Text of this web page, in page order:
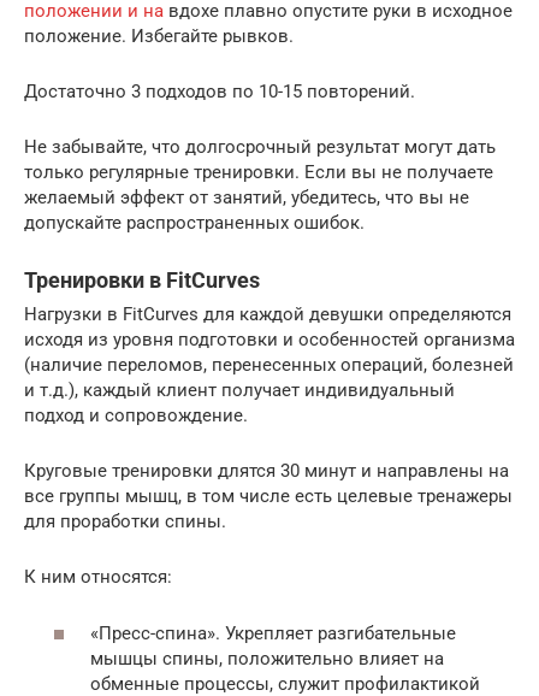
положении и на вдохе плавно опустите руки в исходное
положение. Избегайте рывков.
Достаточно 3 подходов по 10-15 повторений.
Не забывайте, что долгосрочный результат могут дать
только регулярные тренировки. Если вы не получаете
желаемый эффект от занятий, убедитесь, что вы не
допускайте распространенных ошибок.
Тренировки в FitCurves
Нагрузки в FitCurves для каждой девушки определяются
исходя из уровня подготовки и особенностей организма
(наличие переломов, перенесенных операций, болезней
и т.д.), каждый клиент получает индивидуальный
подход и сопровождение.
Круговые тренировки длятся 30 минут и направлены на
все группы мышц, в том числе есть целевые тренажеры
для проработки спины.
К ним относятся:
«Пресс-спина». Укрепляет разгибательные
мышцы спины, положительно влияет на
обменные процессы, служит профилактикой